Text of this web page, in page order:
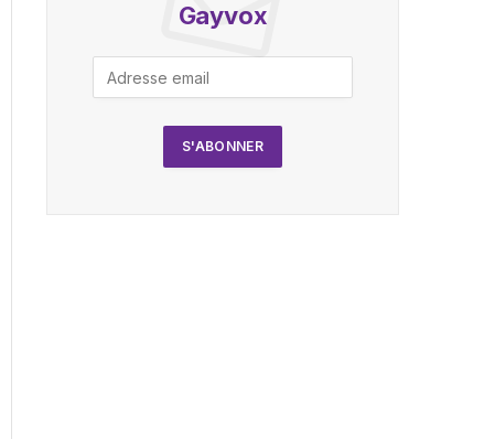
Gayvox